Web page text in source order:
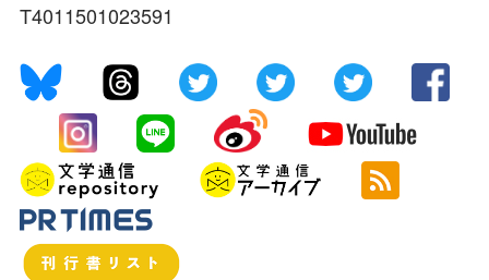
T4011501023591